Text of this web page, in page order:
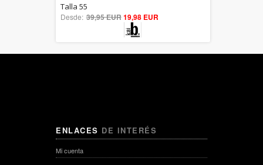
out of 5
Talla 55
Desde: 39,95 EUR19,98 EUR
ENLACES DE INTERÉS
Mi cuenta